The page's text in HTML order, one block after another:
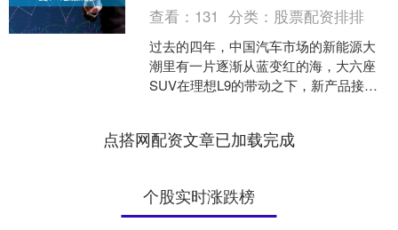
查看： 131 分类： 股票配资排排
过去的四年，中国汽车市场的新能源大
潮里有一片逐渐从蓝变红的海，大六座
SUV在理想L9的带动之下，新产品接连
点搭网配资文章已加载完成
个股实时涨跌榜